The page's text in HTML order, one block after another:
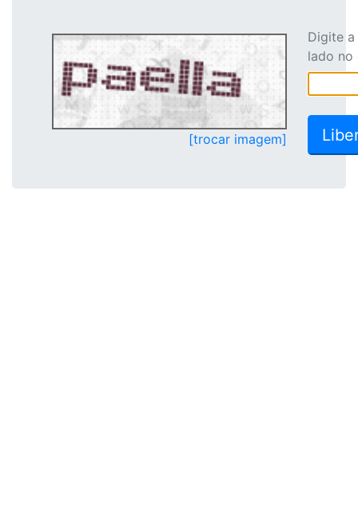
[trocar imagem]
Digite
lado no